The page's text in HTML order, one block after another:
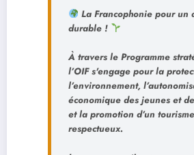
La Francophonie pour un
durable !
À travers le Programme
l’OIF s'engage pour la
l’environnement,
économique des jeunes et
et la promotion d’un tourisme
respectueux.